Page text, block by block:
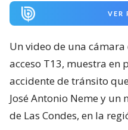
VER
Un video de una
acceso T13, muestra en
accidente de tránsito
José Antonio Neme y
de Las Condes, en la